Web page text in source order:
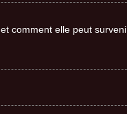
comment elle peut